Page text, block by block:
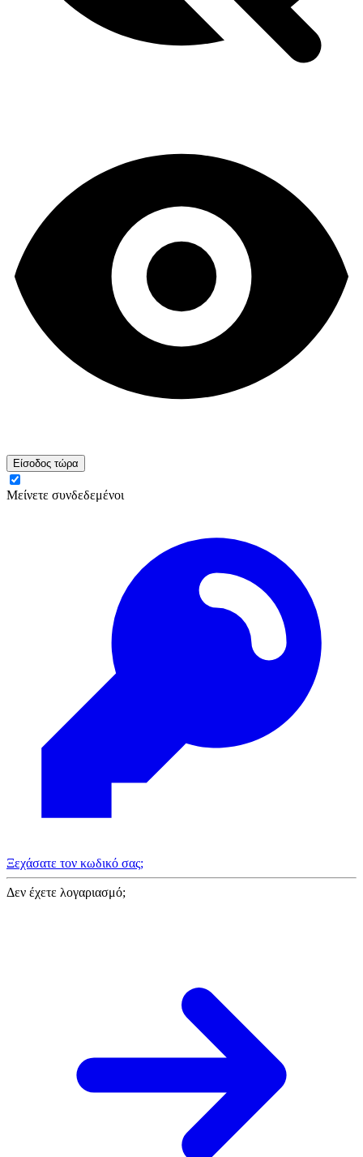
Είσοδος τώρα
Μείνετε συνδεδεμένοι
Ξεχάσατε τον κωδικό σας;
Δεν έχετε λογαριασμό;